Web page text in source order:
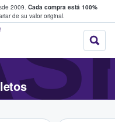
2009. Cada compra está 100%
de su valor original.
StubHub: donde
boletos